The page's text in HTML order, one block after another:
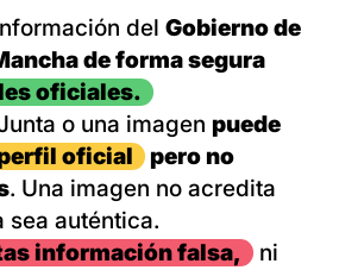
del Gobierno de
de forma segura
oficiales.
o una imagen puede
oficial
pero no
. Una imagen no acredita
sea auténtica.
información falsa,
ni